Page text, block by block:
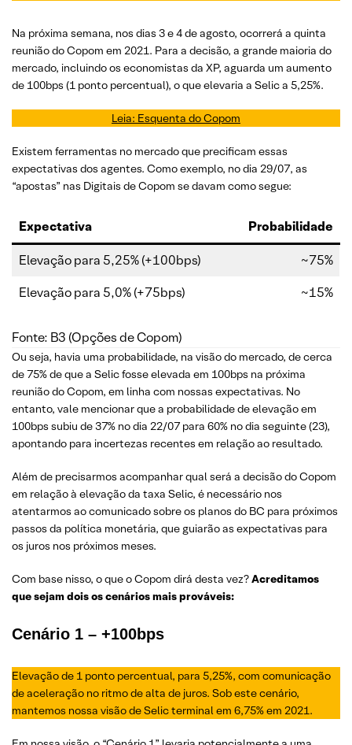
Na próxima semana, nos dias 3 e 4 de agosto, ocorrerá a quinta
reunião do Copom em 2021. Para a decisão, a grande maioria do
mercado, incluindo os economistas da XP, aguarda um aumento
de 100bps (1 ponto percentual), o que elevaria a Selic a 5,25%.
Leia: Esquenta do Copom
Existem ferramentas no mercado que precificam essas
expectativas dos agentes. Como exemplo, no dia 29/07, as
“apostas” nas Digitais de Copom se davam como segue:
Expectativa Probabilidade
Elevação para 5,25% (+100bps)
~75%
Elevação para 5,0% (+75bps)
~15%
Fonte: B3 (Opções de Copom)
Ou seja, havia uma probabilidade, na visão do mercado, de cerca
de 75% de que a Selic fosse elevada em 100bps na próxima
reunião do Copom, em linha com nossas expectativas. No
entanto, vale mencionar que a probabilidade de elevação em
100bps subiu de 37% no dia 22/07 para 60% no dia seguinte (23),
apontando para incertezas recentes em relação ao resultado.
Além de precisarmos acompanhar qual será a decisão do Copom
em relação à elevação da taxa Selic, é necessário nos
atentarmos ao comunicado sobre os planos do BC para próximos
passos da política monetária, que guiarão as expectativas para
os juros nos próximos meses.
Com base nisso, o que o Copom dirá desta vez?Acreditamos
que sejam dois os cenários mais prováveis:
Cenário 1 – +100bps
Elevação de 1 ponto percentual, para 5,25%, com comunicação
de aceleração no ritmo de alta de juros. Sob este cenário,
mantemos nossa visão de Selic terminal em 6,75% em 2021.